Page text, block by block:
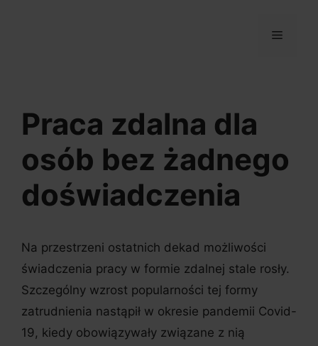
MENU
Praca zdalna dla
osób bez żadnego
doświadczenia
Na przestrzeni ostatnich dekad możliwości
świadczenia pracy w formie zdalnej stale rosły.
Szczególny wzrost popularności tej formy
zatrudnienia nastąpił w okresie pandemii Covid-
19, kiedy obowiązywały związane z nią